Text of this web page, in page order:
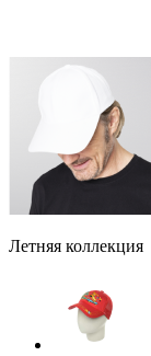
Летняя коллекция